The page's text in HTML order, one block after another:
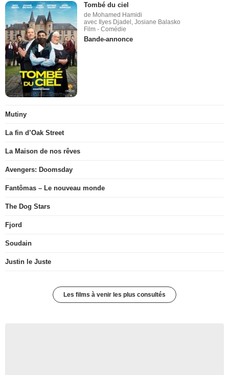
Tombé du ciel
de Mohamed Hamidi
avec Ilyes Djadel, Josiane Balasko
Film - Comédie
Bande-annonce
Mutiny
La fin d’Oak Street
La Maison de nos rêves
Avengers: Doomsday
Fantômas – Le nouveau monde
The Dog Stars
Fjord
Soudain
Justin le Juste
Les films à venir les plus consultés